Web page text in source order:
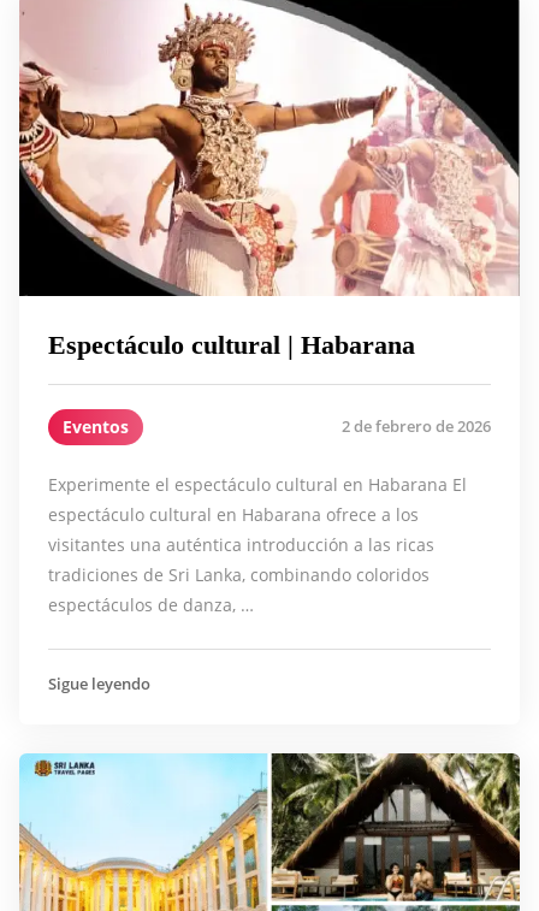
Espectáculo cultural | Habarana
Eventos 2 de febrero de 2026
Experimente el espectáculo cultural en Habarana El
espectáculo cultural en Habarana ofrece a los
visitantes una auténtica introducción a las ricas
tradiciones de Sri Lanka, combinando coloridos
espectáculos de danza, …
Sigue leyendo